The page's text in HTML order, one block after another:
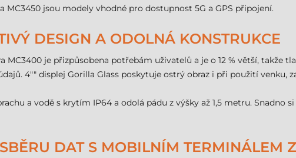
MC3450 jsou modely vhodné pro dostupnost 5G a GPS připojení.
DESIGN A ODOLNÁ KONSTRUKCE
je přizpůsobena potřebám uživatelů a je o 12 % větší, takže
4"" displej Gorilla Glass poskytuje ostrý obraz i při použití
a vodě s krytím IP64 a odolá pádu z výšky až 1,5 metru. Snadno
DAT S MOBILNÍM TERMINÁLEM